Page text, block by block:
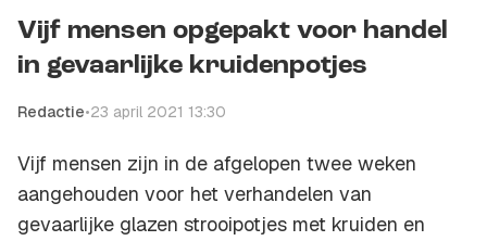
Kopieer link
Vijf mensen opgepakt voor handel
in gevaarlijke kruidenpotjes
Redactie•23 april 2021 13:30
Vijf mensen zijn in de afgelopen twee weken
aangehouden voor het verhandelen van
gevaarlijke glazen strooipotjes met kruiden en